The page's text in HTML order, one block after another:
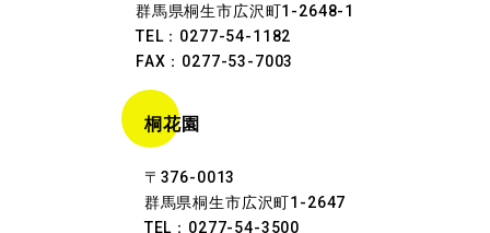
群馬県桐生市広沢町1-2648-1
TEL：0277-54-1182
FAX：0277-53-7003
桐花園
〒376-0013
群馬県桐生市広沢町1-2647
TEL：0277-54-3500